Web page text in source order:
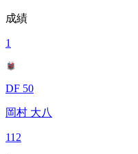
成績
1
DF 50
岡村 大八
112